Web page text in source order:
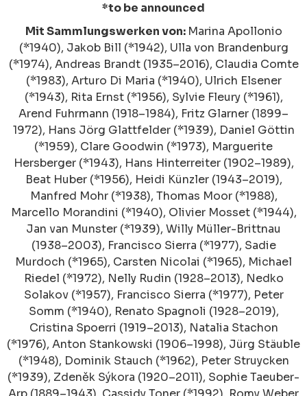
*to be announced
Mit Sammlungswerken von: Marina Apollonio
(*1940), Jakob Bill (*1942), Ulla von Brandenburg
(*1974), Andreas Brandt (1935–2016), Claudia Comte
(*1983), Arturo Di Maria (*1940), Ulrich Elsener
(*1943), Rita Ernst (*1956), Sylvie Fleury (*1961),
Arend Fuhrmann (1918–1984), Fritz Glarner (1899–
1972), Hans Jörg Glattfelder (*1939), Daniel Göttin
(*1959), Clare Goodwin (*1973), Marguerite
Hersberger (*1943), Hans Hinterreiter (1902–1989),
Beat Huber (*1956), Heidi Künzler (1943–2019),
Manfred Mohr (*1938), Thomas Moor (*1988),
Marcello Morandini (*1940), Olivier Mosset (*1944),
Jan van Munster (*1939), Willy Müller-Brittnau
(1938–2003), Francisco Sierra (*1977), Sadie
Murdoch (*1965), Carsten Nicolai (*1965), Michael
Riedel (*1972), Nelly Rudin (1928–2013), Nedko
Solakov (*1957), Francisco Sierra (*1977), Peter
Somm (*1940), Renato Spagnoli (1928–2019),
Cristina Spoerri (1919–2013), Natalia Stachon
(*1976), Anton Stankowski (1906–1998), Jürg Stäuble
(*1948), Dominik Stauch (*1962), Peter Struycken
(*1939), Zdeněk Sýkora (1920–2011), Sophie Taeuber-